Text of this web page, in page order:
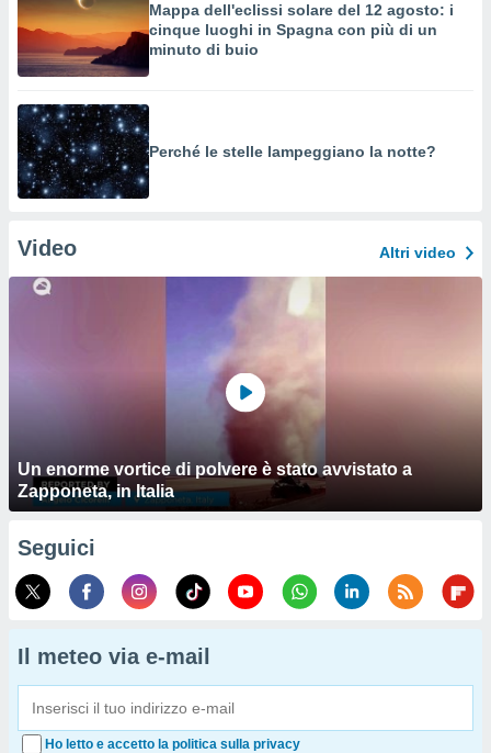
Mappa dell'eclissi solare del 12 agosto: i
cinque luoghi in Spagna con più di un
minuto di buio
Perché le stelle lampeggiano la notte?
Video Altri video
Un enorme vortice di polvere è stato avvistato a
Zapponeta, in Italia
Seguici
Il meteo via e-mail
Ho letto e accetto la politica sulla privacy